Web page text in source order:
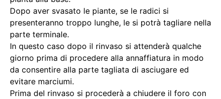
Dopo aver svasato le piante, se le radici si
presenteranno troppo lunghe, le si potrà tagliare nella
parte terminale.
In questo caso dopo il rinvaso si attenderà qualche
giorno prima di procedere alla annaffiatura in modo
da consentire alla parte tagliata di asciugare ed
evitare marciumi.
Prima del rinvaso si procederà a chiudere il foro con